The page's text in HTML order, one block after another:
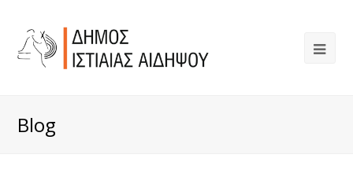
Blog